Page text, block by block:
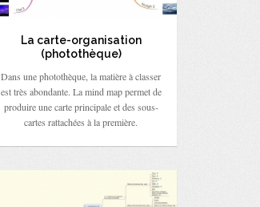
La carte-organisation
(photothèque)
Dans une photothèque, la matière à classer
est très abondante. La mind map permet de
produire une carte principale et des sous-
cartes rattachées à la première.